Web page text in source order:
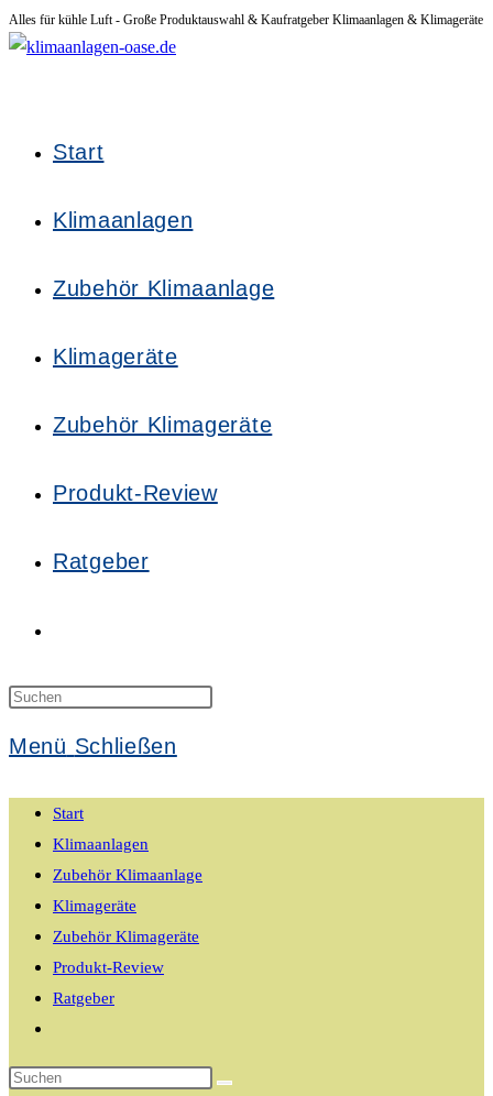
Zum
Inhalt
Alles für kühle Luft - Große Produktauswahl & Kaufratgeber Klimaanlagen & Klimageräte
Start
Klimaanlagen
Zubehör Klimaanlage
Klimageräte
Zubehör Klimageräte
Produkt-Review
Ratgeber
Suche
umschalten
Menü Schließen
Start
Klimaanlagen
Zubehör Klimaanlage
Klimageräte
Zubehör Klimageräte
Produkt-Review
Ratgeber
umschalten
Diese